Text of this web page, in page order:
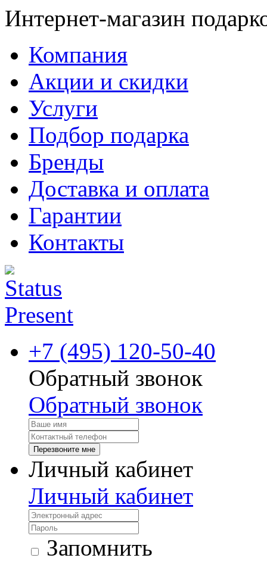
Интернет-магазин
Компания
Акции и скидки
Услуги
Подбор подарка
Бренды
Доставка и оплата
Гарантии
Контакты
+7 (495) 120-50-40
Обратный звонок
Обратный звонок
Перезвоните мне
Личный кабинет
Личный кабинет
Запомнить